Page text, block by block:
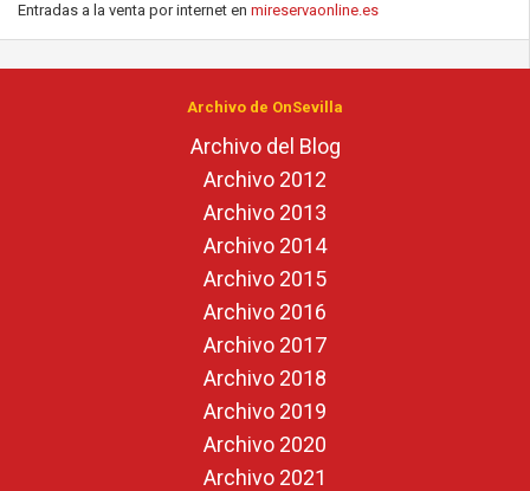
Entradas a la venta por internet en mireservaonline.es
Archivo de OnSevilla
Archivo del Blog
Archivo 2012
Archivo 2013
Archivo 2014
Archivo 2015
Archivo 2016
Archivo 2017
Archivo 2018
Archivo 2019
Archivo 2020
Archivo 2021